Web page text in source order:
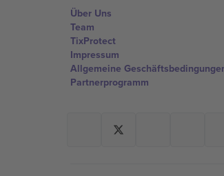
Über Uns
Team
TixProtect
Impressum
Allgemeine
Partnerprogramm